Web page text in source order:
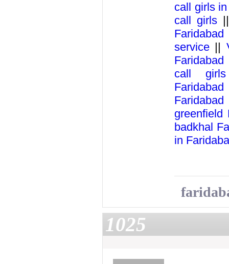
call girls
call girls
Faridabad
service ||
Faridabad
call
Faridabad
Faridabad
greenfield
badkhal
in
1025